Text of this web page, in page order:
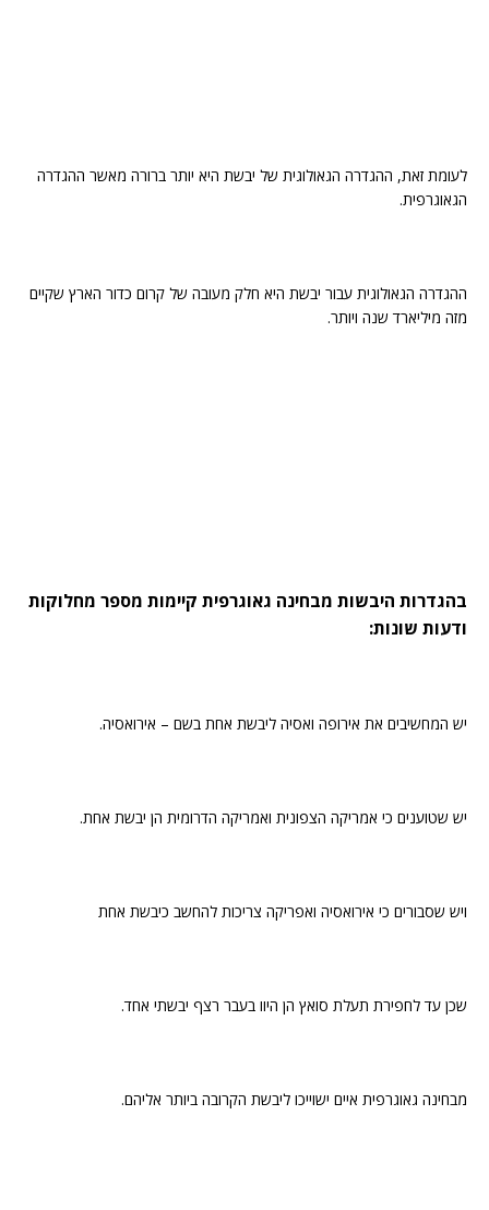
לעומת זאת, ההגדרה הגאולוגית של יבשת היא יותר ברורה מאשר ההגדרה
הגאוגרפית.
ההגדרה הגאולוגית עבור יבשת היא חלק מעובה של קרום כדור הארץ שקיים
מזה מיליארד שנה ויותר.
בהגדרות היבשות מבחינה גאוגרפית קיימות מספר מחלוקות
ודעות שונות:
יש המחשיבים את אירופה ואסיה ליבשת אחת בשם – אירואסיה.
יש שטוענים כי אמריקה הצפונית ואמריקה הדרומית הן יבשת אחת.
ויש שסבורים כי אירואסיה ואפריקה צריכות להחשב כיבשת אחת
שכן עד לחפירת תעלת סואץ הן היוו בעבר רצף יבשתי אחד.
מבחינה גאוגרפית איים ישוייכו ליבשת הקרובה ביותר אליהם.